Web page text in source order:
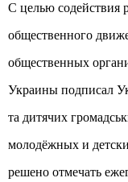
С целью содействия
общественного
общественных
Украины подписал
та дитячих
молодёжных и
решено отмечать